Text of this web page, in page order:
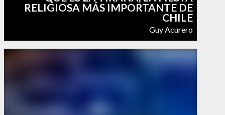
RELIGIOSA MÁS IMPORTANTE DE
CHILE
Guy Acurero